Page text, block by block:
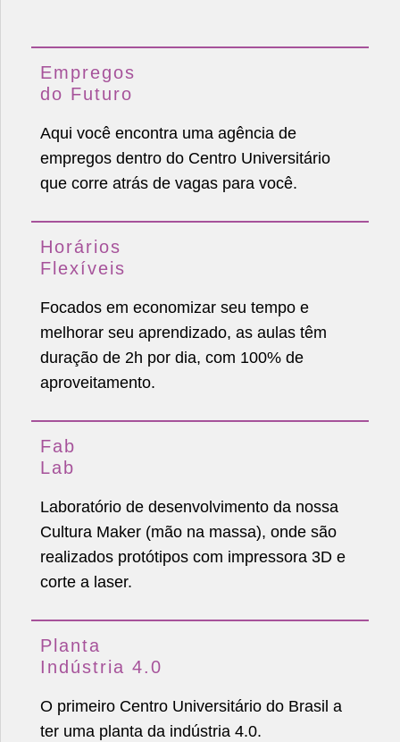
Empregos
do Futuro
Aqui você encontra uma agência de
empregos dentro do Centro Universitário
que corre atrás de vagas para você.
Horários
Flexíveis
Focados em economizar seu tempo e
melhorar seu aprendizado, as aulas têm
duração de 2h por dia, com 100% de
aproveitamento.
Fab
Lab
Laboratório de desenvolvimento da nossa
Cultura Maker (mão na massa), onde são
realizados protótipos com impressora 3D e
corte a laser.
Planta
Indústria 4.0
O primeiro Centro Universitário do Brasil a
ter uma planta da indústria 4.0.